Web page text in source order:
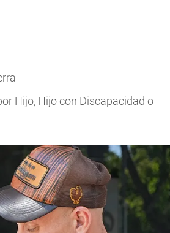
Hijo, Hijo con Discapacidad o